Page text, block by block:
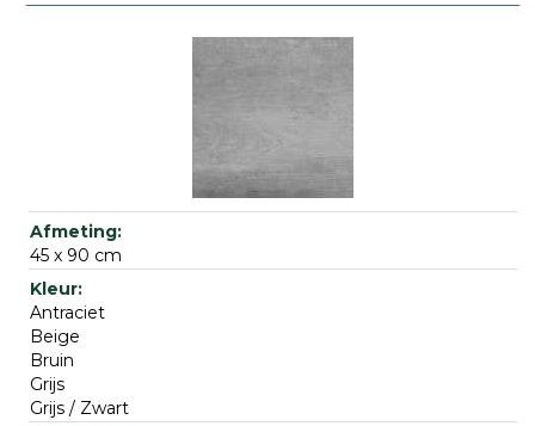
45 x 90 cm
Antraciet
Beige
Bruin
Grijs
Grijs / Zwart